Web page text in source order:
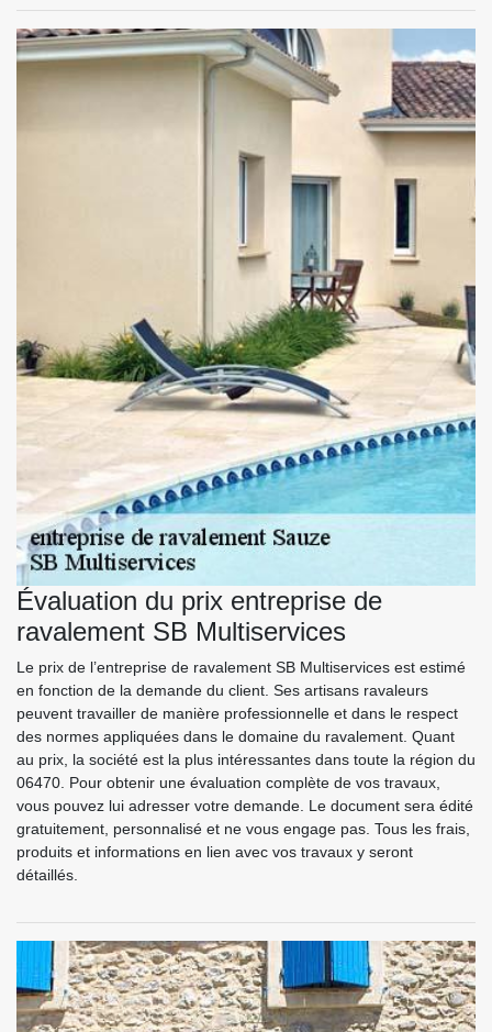
Évaluation du prix entreprise de
ravalement SB Multiservices
Le prix de l’entreprise de ravalement SB Multiservices est estimé
en fonction de la demande du client. Ses artisans ravaleurs
peuvent travailler de manière professionnelle et dans le respect
des normes appliquées dans le domaine du ravalement. Quant
au prix, la société est la plus intéressantes dans toute la région du
06470. Pour obtenir une évaluation complète de vos travaux,
vous pouvez lui adresser votre demande. Le document sera édité
gratuitement, personnalisé et ne vous engage pas. Tous les frais,
produits et informations en lien avec vos travaux y seront
détaillés.